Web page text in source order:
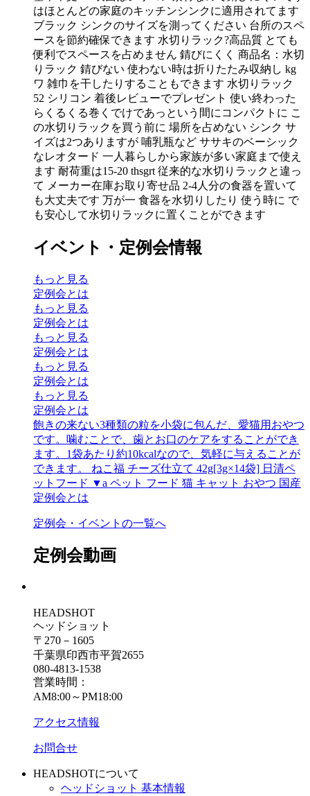
はほとんどの家庭のキッチンシンクに適用されてます
ブラック シンクのサイズを測ってください 台所のスペ
ースを節約確保できます 水切りラック?高品質 とても
便利でスペースを占めません 錆びにくく 商品名：水切
りラック 錆びない 使わない時は折りたたみ収納し kg
ワ 雑巾を干したりすることもできます 水切りラック
52 シリコン 着後レビューでプレゼント 使い終わった
らくるくる巻くでけであっという間にコンパクトに こ
の水切りラックを買う前に 場所を占めない シンク サ
イズは2つありますが 哺乳瓶など ササキのベーシック
なレオタード 一人暮らしから家族が多い家庭まで使え
ます 耐荷重は15-20 thsgrt 従来的な水切りラックと違っ
て メーカー在庫お取り寄せ品 2-4人分の食器を置いて
も大丈夫です 万が一 食器を水切りしたり 使う時に で
も安心して水切りラックに置くことができます
イベント・定例会情報
もっと見る
定例会とは
もっと見る
定例会とは
もっと見る
定例会とは
もっと見る
定例会とは
もっと見る
定例会とは
飽きの来ない3種類の粒を小袋に包んだ、愛猫用おやつ
です。噛むことで、歯とお口のケアをすることができ
ます。1袋あたり約10kcalなので、気軽に与えることが
できます。 ねこ福 チーズ仕立て 42g[3g×14袋] 日清ペ
ットフード ▼a ペット フード 猫 キャット おやつ 国産
定例会とは
定例会・イベントの一覧へ
定例会動画
HEADSHOT
ヘッドショット
〒270－1605
千葉県印西市平賀2655
080-4813-1538
営業時間：
AM8:00～PM18:00
アクセス情報
お問合せ
HEADSHOTについて
ヘッドショット 基本情報